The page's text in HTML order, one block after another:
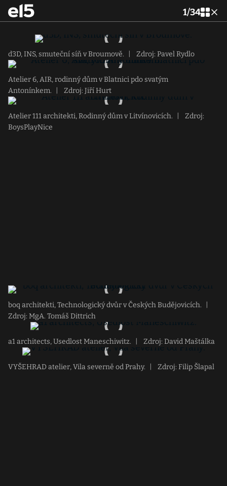
1/34
d3D, INS, smuteční síň v Broumově. Zdroj: Pavel Rydlo
Atelier 6, AIR, rodinný dům v Blatnici pdo svatým
Antonínkem.
Zdroj: Jiří Hurt
Atelier 111 architekti, Rodinný dům v Litvínovicích.
Zdroj:
BoysPlayNice
boq architekti, Technologický dvůr v Českých Budějovicích.
Zdroj: MgA. Tomáš Dittrich
a1 architects, Usedlost Maneschiwitz. Zdroj: David Maštálka
VYŠEHRAD atelier, Vila severně od Prahy. Zdroj: Filip Šlapal